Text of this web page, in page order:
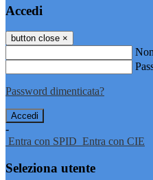
Accedi
button close ×
Password dimenticata?
-
Entra con SPID Entra con CIE
Seleziona utente